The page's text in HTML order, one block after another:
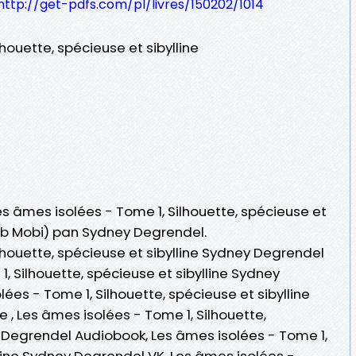
get-pdfs.com/pl/livres/150202/1014
spécieuse et sibylline
âmes isolées - Tome 1, Silhouette, spécieuse et
Mobi) pan Sydney Degrendel.
spécieuse et sibylline Sydney Degrendel
Silhouette, spécieuse et sibylline Sydney
- Tome 1, Silhouette, spécieuse et sibylline
, Les âmes isolées - Tome 1, Silhouette,
Audiobook, Les âmes isolées - Tome 1,